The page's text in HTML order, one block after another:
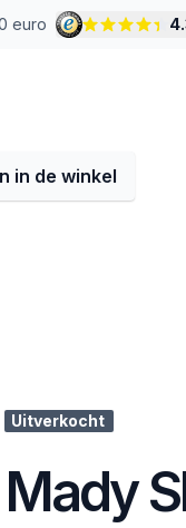
euro
in de winkel
Uitverkocht
Mady